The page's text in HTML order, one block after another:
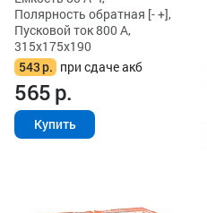
Полярность обратная [- +],
Пусковой ток 800 А,
315x175x190
543р. при сдаче акб
565р.
Купить